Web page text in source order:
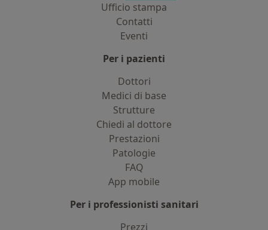
Ufficio stampa
Contatti
Eventi
Per i pazienti
Dottori
Medici di base
Strutture
Chiedi al dottore
Prestazioni
Patologie
FAQ
App mobile
Per i professionisti sanitari
Prezzi